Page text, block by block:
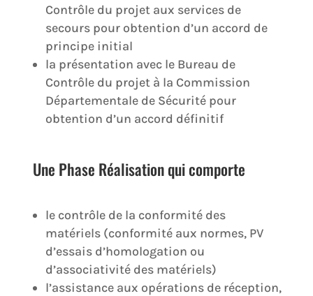
Contrôle du projet aux services de
secours pour obtention d’un accord de
principe initial
la présentation avec le Bureau de
Contrôle du projet à la Commission
Départementale de Sécurité pour
obtention d’un accord définitif
Une Phase Réalisation qui comporte
le contrôle de la conformité des
matériels (conformité aux normes, PV
d’essais d’homologation ou
d’associativité des matériels)
l’assistance aux opérations de réception,